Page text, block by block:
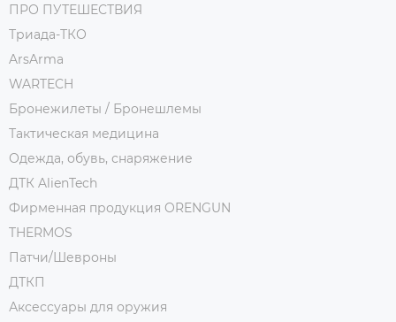
ПРО ПУТЕШЕСТВИЯ
Триада-ТКО
ArsArma
WARTECH
Бронежилеты / Бронешлемы
Тактическая медицина
Одежда, обувь, снаряжение
ДТК AlienTech
Фирменная продукция ORENGUN
THERMOS
Патчи/Шевроны
ДТКП
Аксессуары для оружия